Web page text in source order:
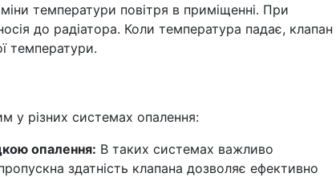
температури повітря в приміщенні. При
до радіатора. Коли температура падає, клапан
температури.
у різних системах опалення:
опалення: В таких системах важливо
здатність клапана дозволяє ефективно